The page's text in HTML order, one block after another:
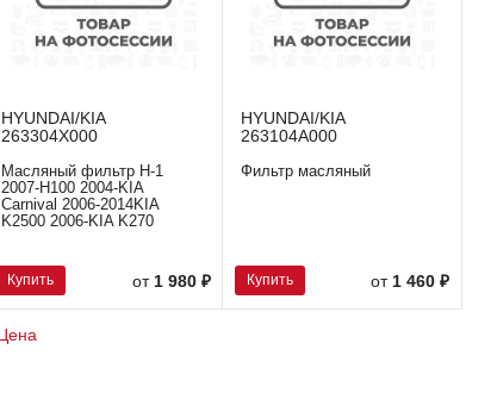
HYUNDAI/KIA
263304X000
Масляный фильтр H-1
2007-H100 2004-KIA
Carnival 2006-2014KIA
K2500 2006-KIA K270
Купить от 1 980 ₽
HYUNDAI/KIA
263104A000
Фильтр масляный
Купить от 1 460 ₽
Цена